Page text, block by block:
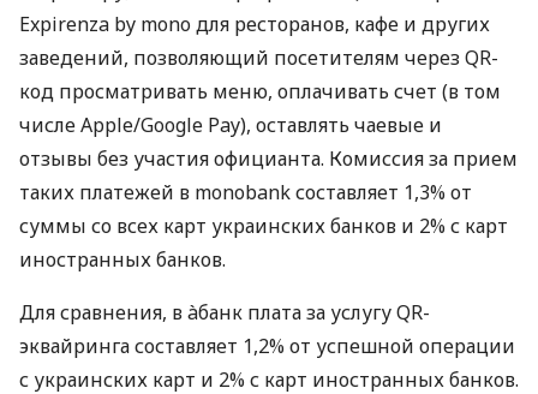
Expirenza by mono для ресторанов, кафе и других
заведений, позволяющий посетителям через QR-
код просматривать меню, оплачивать счет (в том
числе Apple/Google Pay), оставлять чаевые и
отзывы без участия официанта. Комиссия за прием
таких платежей в monobank составляет 1,3% от
суммы со всех карт украинских банков и 2% с карт
иностранных банков.
Для сравнения, в àбанк плата за услугу QR-
эквайринга составляет 1,2% от успешной операции
с украинских карт и 2% с карт иностранных банков.